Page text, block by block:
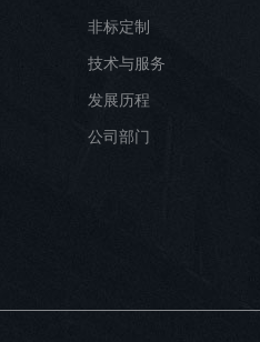
非标定制
技术与服务
发展历程
公司部门